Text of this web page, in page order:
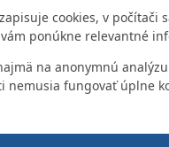
cookies, v
ponúkne relevantné
na anonymnú
nemusia fungovať úplne
3. miesto v súťaži